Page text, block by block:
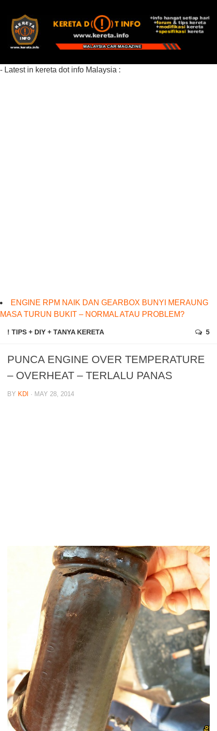
- Latest in kereta dot info Malaysia :
ENGINE RPM NAIK DAN GEARBOX BUNYI MERAUNG
MASA TURUN BUKIT – NORMAL ATAU PROBLEM?
! TIPS + DIY + TANYA KERETA 5
PUNCA ENGINE OVER TEMPERATURE
– OVERHEAT – TERLALU PANAS
BY KDI · MAY 28, 2014